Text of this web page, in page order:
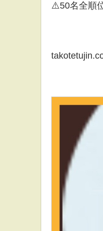
⚠️50名全順